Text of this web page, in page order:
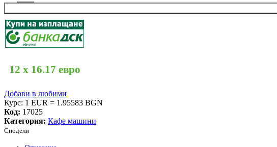
12 x 16.17 евро
Добави в любими
Курс: 1 EUR = 1.95583 BGN
Код: 17025
Категория: Кафе машини
Сподели